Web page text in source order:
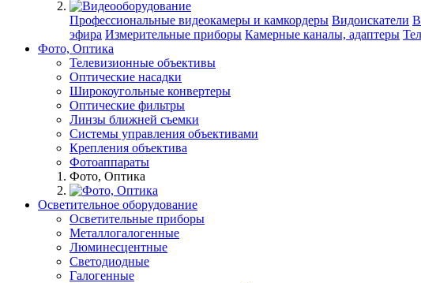
Профессиональные видеокамеры и камкордеры Видоискатели
эфира Измерительные приборы Камерные каналы, адаптеры
Фото, Оптика
Телевизионные объективы
Оптические насадки
Широкоугольные конвертеры
Оптические фильтры
Линзы ближней съемки
Системы управления объективами
Крепления объектива
Фотоаппараты
Фото, Оптика
Осветительное оборудование
Осветительные приборы
Металлогалогенные
Люминесцентные
Светодиодные
Галогенные